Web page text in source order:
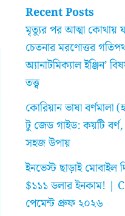
Recent Posts
মৃত্যুর পর আত্মা কোথায়
চেতনার মরণোত্তর গতিপথ
অ্যানাটমিক্যাল ইঞ্জিন’
তত্ত্ব
কোরিয়ান ভাষা বর্ণমালা
টু জেড গাইড: কয়টি
সহজ উপায়
ইনভেস্ট ছাড়াই মোবাইল
$১১১ ডলার ইনকাম! |
পেমেন্ট প্রুফ ২০২৬